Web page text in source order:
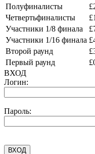
Полуфиналисты
Четвертьфиналисты
Участники 1/8 финала
Участники 1/16 финала
Второй раунд
Первый раунд
ВХОД
Логин:
Пароль: